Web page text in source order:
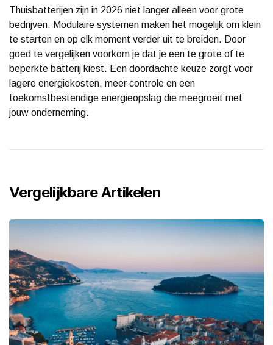
Thuisbatterijen zijn in 2026 niet langer alleen voor grote
bedrijven. Modulaire systemen maken het mogelijk om klein
te starten en op elk moment verder uit te breiden. Door
goed te vergelijken voorkom je dat je een te grote of te
beperkte batterij kiest. Een doordachte keuze zorgt voor
lagere energiekosten, meer controle en een
toekomstbestendige energieopslag die meegroeit met
jouw onderneming.
Vergelijkbare Artikelen